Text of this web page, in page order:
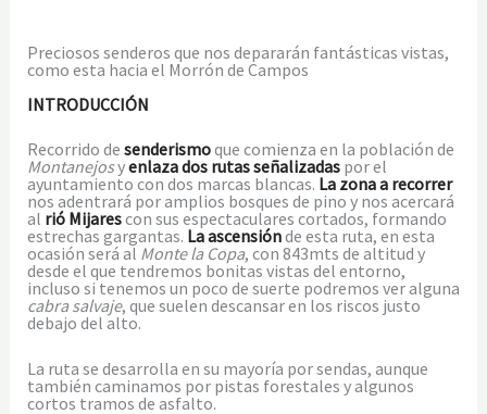
Preciosos senderos que nos depararán fantásticas vistas,
como esta hacia el Morrón de Campos
INTRODUCCIÓN
Recorrido de senderismoque comienza en la población de
Montanejosyenlaza dos rutas señalizadaspor el
ayuntamiento con dos marcas blancas. La zona a recorrer
nos adentrará por amplios bosques de pino y nos acercará
al rió Mijarescon sus espectaculares cortados, formando
estrechas gargantas. La ascensiónde esta ruta, en esta
ocasión será al Monte la Copa, con 843mts de altitud y
desde el que tendremos bonitas vistas del entorno,
incluso si tenemos un poco de suerte podremos ver alguna
cabra salvaje, que suelen descansar en los riscos justo
debajo del alto.
La ruta se desarrolla en su mayoría por sendas, aunque
también caminamos por pistas forestales y algunos
cortos tramos de asfalto.